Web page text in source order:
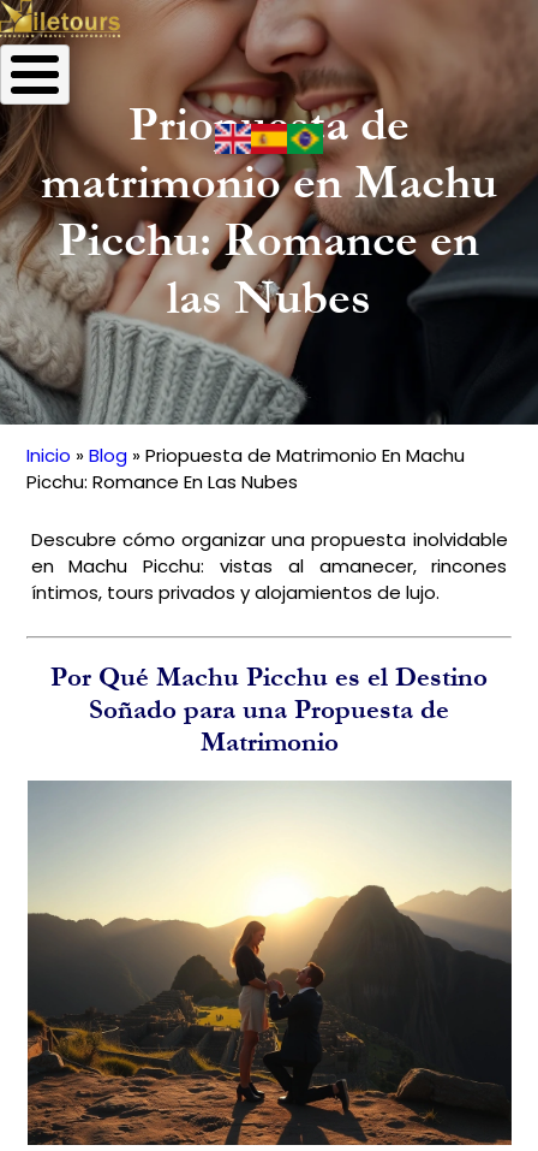
Priopuesta de
matrimonio en Machu
Picchu: Romance en
las Nubes
Ruta
navegación
Inicio Blog
Priopuesta de Matrimonio En Machu
Picchu: Romance En Las Nubes
Descubre cómo organizar una propuesta inolvidable
en Machu Picchu: vistas al amanecer, rincones
íntimos, tours privados y alojamientos de lujo.
Por Qué Machu Picchu es el Destino
Soñado para una Propuesta de
Matrimonio